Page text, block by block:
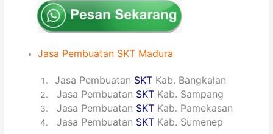
Jasa Pembuatan SKT Madura
Jasa Pembuatan SKT Kab. Bangkalan
Jasa Pembuatan SKT Kab. Sampang
Jasa Pembuatan SKT Kab. Pamekasan
Jasa Pembuatan SKT Kab. Sumenep